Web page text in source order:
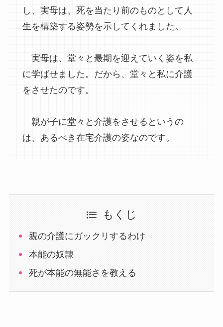
し、実母は、死を当たり前のものとして人
生を構築する姿勢を示してくれました。
実母は、堂々と最期を迎えていく姿を私
に学ばせました。だから、堂々と私に介護
をさせたのです。
親が子に堂々と介護をさせるというの
は、あるべき在宅介護の姿なのです。
もくじ
親の介護にガックリするわけ
本能の奴隷
死が本能の無能さを教える